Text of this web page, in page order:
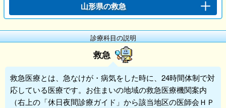
山形県の救急
診療科目の説明
救急
救急医療とは、急なけが・病気をした時に、24時間体制で対
応している医療です。お住まいの地域の救急医療機関案内
（右上の「休日夜間診療ガイド」から該当地区の医師会ＨＰ